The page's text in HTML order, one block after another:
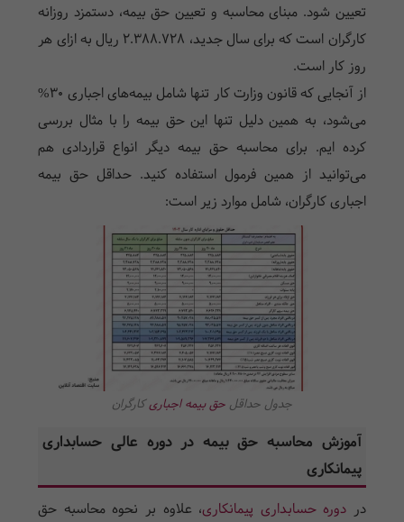
تعیین شود. مبنای محاسبه و تعیین حق بیمه، دستمزد روزانه
کارگران است که برای سال جدید، 2.۳88.728 ریال به ازای هر
روز کار است.
از آنجایی که قانون وزارت کار تنها شامل بیمه‌های اجباری 30%
می‌شود، به همین دلیل تنها این حق بیمه را با مثال بررسی
کرده ایم. برای محاسبه حق بیمه دیگر انواع قراردادی هم
می‌توانید از همین فرمول استفاده کنید. حداقل حق بیمه
اجباری کارگران، شامل موارد زیر است:
جدول حداقل حق بیمه اجباریکارگران
آموزش محاسبه حق بیمه در دوره عالی حسابداری
پیمانکاری
در دوره حسابداری پیمانکاری، علاوه بر نحوه محاسبه حق